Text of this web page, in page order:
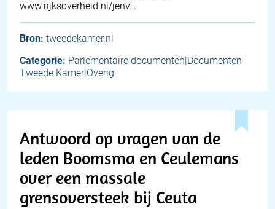
www.rijksoverheid.nl/jenv…
Bron: tweedekamer.nl
Categorie: Parlementaire documenten|Documenten
Tweede Kamer|Overig
Antwoord op vragen van de
leden Boomsma en Ceulemans
over een massale
grensoversteek bij Ceuta